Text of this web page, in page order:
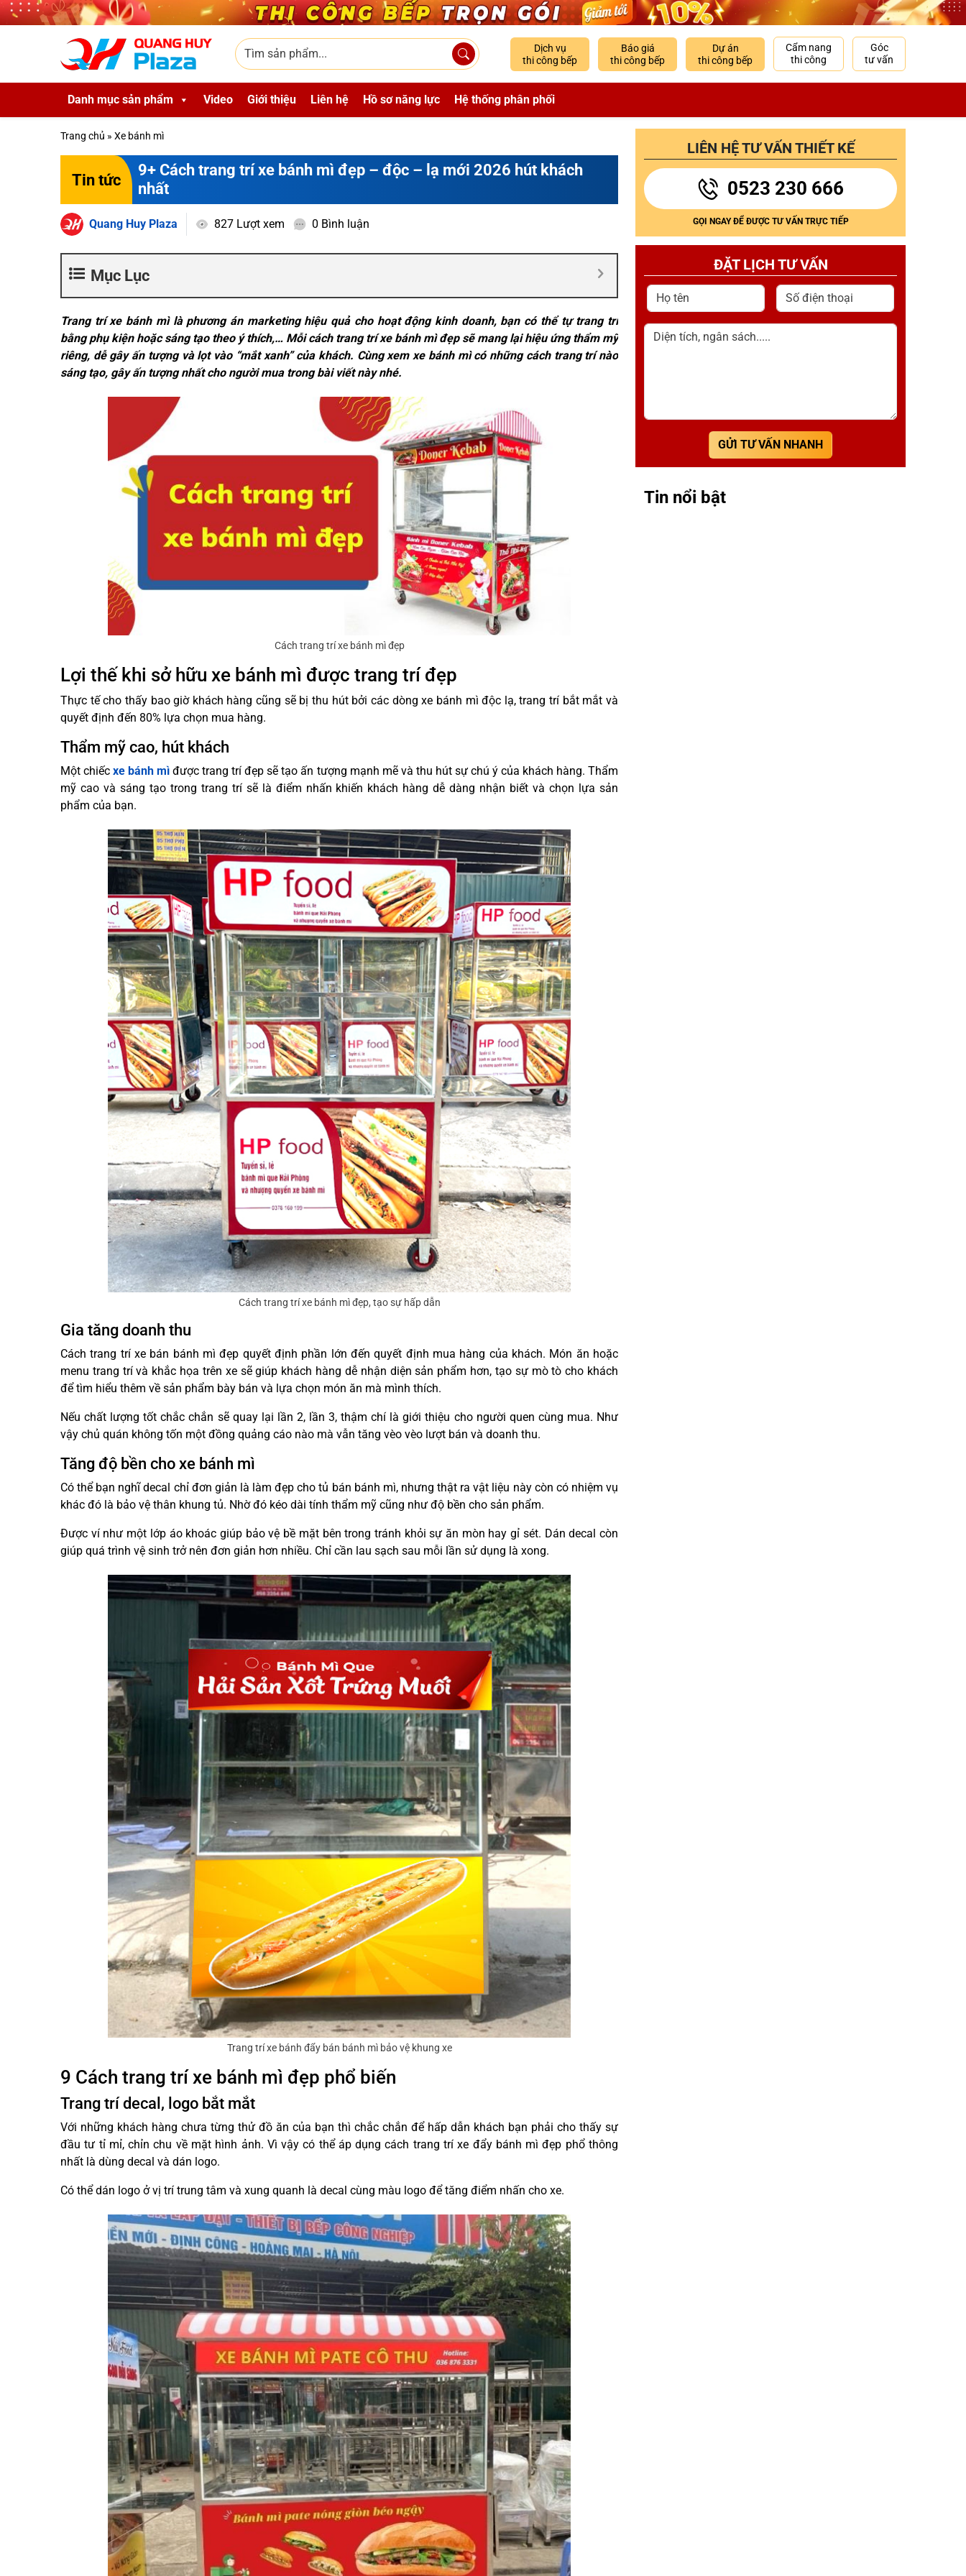
Skip to main content
Tìm sản phẩm
Dịch vụ
thi công bếp
Báo giá
thi công bếp
Dự án
thi công bếp
Cẩm nang
thi công
Góc
tư vấn
Danh mục sản phẩm Video Giới thiệu Liên hệ Hồ sơ năng lực Hệ thống phân phối
Trang chủ » Xe bánh mì
Tin tức
9+ Cách trang trí xe bánh mì đẹp – độc – lạ mới 2026 hút khách
nhất
Quang Huy Plaza 827 Lượt xem 0 Bình luận
Mục Lục
Trang trí xe bánh mì là phương án marketing hiệu quả cho hoạt động kinh doanh, bạn có thể tự trang trí
bằng phụ kiện hoặc sáng tạo theo ý thích,… Mỗi cách trang trí xe bánh mì đẹp sẽ mang lại hiệu ứng thẩm mỹ
riêng, dễ gây ấn tượng và lọt vào “mắt xanh” của khách. Cùng xem xe bánh mì có những cách trang trí nào
sáng tạo, gây ấn tượng nhất cho người mua trong bài viết này nhé.
Cách trang trí xe bánh mì đẹp
Lợi thế khi sở hữu xe bánh mì được trang trí đẹp
Thực tế cho thấy bao giờ khách hàng cũng sẽ bị thu hút bởi các dòng xe bánh mì độc lạ, trang trí bắt mắt và
quyết định đến 80% lựa chọn mua hàng.
Thẩm mỹ cao, hút khách
Một chiếcxe bánh mì được trang trí đẹp sẽ tạo ấn tượng mạnh mẽ và thu hút sự chú ý của khách hàng. Thẩm
mỹ cao và sáng tạo trong trang trí sẽ là điểm nhấn khiến khách hàng dễ dàng nhận biết và chọn lựa sản
phẩm của bạn.
Cách trang trí xe bánh mì đẹp, tạo sự hấp dẫn
Gia tăng doanh thu
Cách trang trí xe bán bánh mì đẹp quyết định phần lớn đến quyết định mua hàng của khách. Món ăn hoặc
menu trang trí và khắc họa trên xe sẽ giúp khách hàng dễ nhận diện sản phẩm hơn, tạo sự mò tò cho khách
để tìm hiểu thêm về sản phẩm bày bán và lựa chọn món ăn mà mình thích.
Nếu chất lượng tốt chắc chắn sẽ quay lại lần 2, lần 3, thậm chí là giới thiệu cho người quen cùng mua. Như
vậy chủ quán không tốn một đồng quảng cáo nào mà vẫn tăng vèo vèo lượt bán và doanh thu.
Tăng độ bền cho xe bánh mì
Có thể bạn nghĩ decal chỉ đơn giản là làm đẹp cho tủ bán bánh mì, nhưng thật ra vật liệu này còn có nhiệm vụ
khác đó là bảo vệ thân khung tủ. Nhờ đó kéo dài tính thẩm mỹ cũng như độ bền cho sản phẩm.
Được ví như một lớp áo khoác giúp bảo vệ bề mặt bên trong tránh khỏi sự ăn mòn hay gỉ sét. Dán decal còn
giúp quá trình vệ sinh trở nên đơn giản hơn nhiều. Chỉ cần lau sạch sau mỗi lần sử dụng là xong.
Trang trí xe bánh đẩy bán bánh mì bảo vệ khung xe
9 Cách trang trí xe bánh mì đẹp phổ biến
Trang trí decal, logo bắt mắt
Với những khách hàng chưa từng thử đồ ăn của bạn thì chắc chắn để hấp dẫn khách bạn phải cho thấy sự
đầu tư tỉ mỉ, chỉn chu về mặt hình ảnh. Vì vậy có thể áp dụng cách trang trí xe đẩy bánh mì đẹp phổ thông
nhất là dùng decal và dán logo.
Có thể dán logo ở vị trí trung tâm và xung quanh là decal cùng màu logo để tăng điểm nhấn cho xe.
LIÊN HỆ TƯ VẤN THIẾT KẾ
0523 230 666
GỌI NGAY ĐỂ ĐƯỢC TƯ VẤN TRỰC TIẾP
ĐẶT LỊCH TƯ VẤN
Họ tên Số điện thoại
Diện tích, ngân sách.....
GỬI TƯ VẤN NHANH
Tin nổi bật